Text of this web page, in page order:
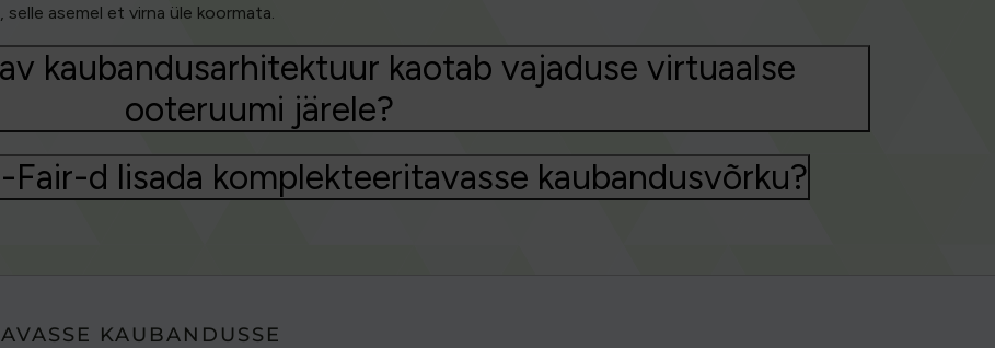
asemel et virna üle koormata.
kaubandusarhitektuur kaotab vajaduse virtuaalse
ooteruumi järele?
Fair-d lisada komplekteeritavasse kaubandusvõrku?
KAUBANDUSSE